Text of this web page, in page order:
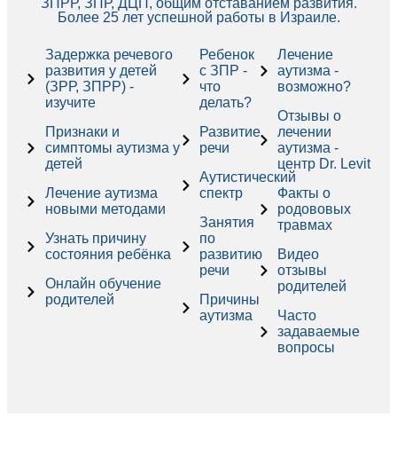
ЗПРР, ЗПР, ДЦП, общим отставанием развития.
Более 25 лет успешной работы в Израиле.
Задержка речевого
развития у детей
(ЗРР, ЗПРР) -
изучите
Признаки и
симптомы аутизма у
детей
Лечение аутизма
новыми методами
Узнать причину
состояния ребёнка
Онлайн обучение
родителей
Ребенок
с ЗПР -
что
делать?
Развитие
речи
Аутистический
спектр
Занятия
по
развитию
речи
Причины
аутизма
Лечение
аутизма -
возможно?
Отзывы о
лечении
аутизма -
центр Dr. Levit
Факты о
родововых
травмах
Видео
отзывы
родителей
Часто
задаваемые
вопросы